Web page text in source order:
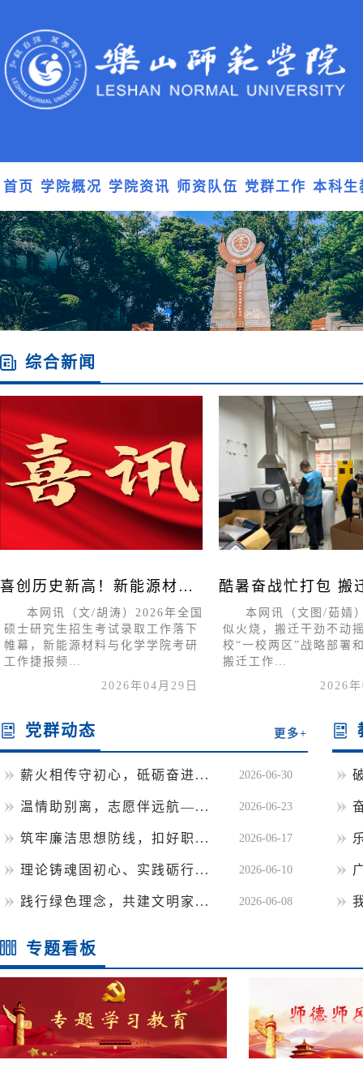
首页 学院概况 学院资讯 师资队伍 党群工作 本科生
1 2 3 4 5
综合新闻
喜创历史新高！新能源材…
本网讯（文/胡涛）2026年全国
硕士研究生招生考试录取工作落下
帷幕，新能源材料与化学学院考研
工作捷报频…
2026年04月29日
酷暑奋战忙打包
本网讯（文图/茹婧
似火烧，搬迁干劲不动
校“一校两区”战略部署
搬迁工作…
2026
党群动态 更多+
薪火相传守初心，砥砺奋进... 2026-06-30
温情助别离，志愿伴远航—... 2026-06-23
筑牢廉洁思想防线，扣好职... 2026-06-17
理论铸魂固初心、实践砺行... 2026-06-10
践行绿色理念，共建文明家... 2026-06-08
专题看板